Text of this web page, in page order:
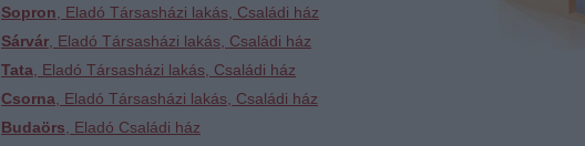
Sopron , Eladó Társasházi lakás, Családi ház
Sárvár , Eladó Társasházi lakás, Családi ház
Tata , Eladó Társasházi lakás, Családi ház
Csorna , Eladó Társasházi lakás, Családi ház
Budaörs , Eladó Családi ház